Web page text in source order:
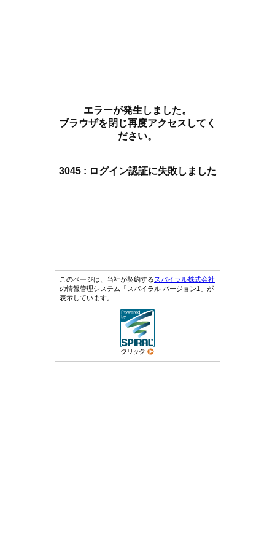
エラーが発生しました。
ブラウザを閉じ再度アクセスしてく
ださい。
3045 : ログイン認証に失敗しました
このページは、当社が契約するスパイラル株式会社
の情報管理システム「スパイラル バージョン1」が
表示しています。